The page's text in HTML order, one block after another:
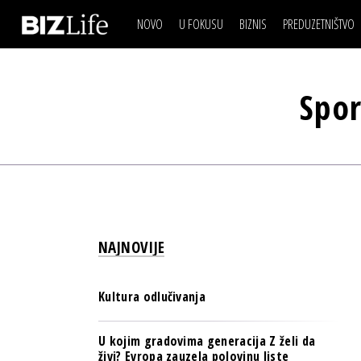
NOVO U FOKUSU BIZNIS
REAL ESTATE
BREND I
ESG & ENERGY
NOVO NA RAFU
PREDUZETNIŠTVO
IZJAVA DANABIZNIS SCENA
ESG & ENERGY
NAJNOVIJE
Kultura odlučivanja
U kojim gradovima generacija Z želi da
živi? Evropa zauzela polovinu liste